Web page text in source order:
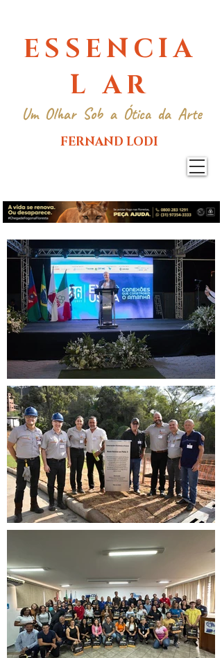
ESSENCIA
L AR
Um Olhar Sob a Ótica da Arte
FERNAND LODI